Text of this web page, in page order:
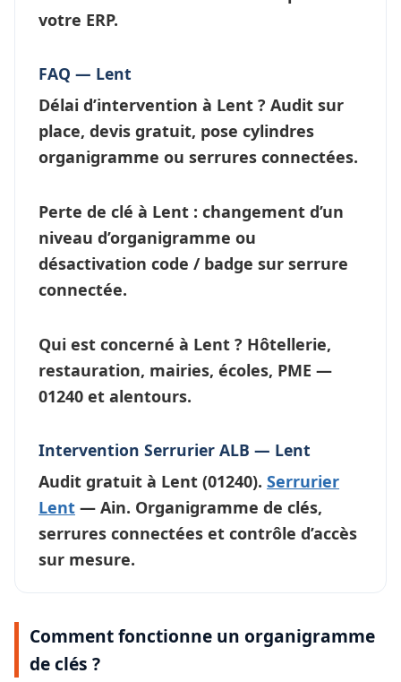
votre ERP.
FAQ — Lent
Délai d’intervention à Lent ? Audit sur
place, devis gratuit, pose cylindres
organigramme ou serrures connectées.
Perte de clé à Lent : changement d’un
niveau d’organigramme ou
désactivation code / badge sur serrure
connectée.
Qui est concerné à Lent ? Hôtellerie,
restauration, mairies, écoles, PME —
01240 et alentours.
Intervention Serrurier ALB — Lent
Audit gratuit à Lent (01240). Serrurier
Lent — Ain. Organigramme de clés,
serrures connectées et contrôle d’accès
sur mesure.
Comment fonctionne un organigramme
de clés ?